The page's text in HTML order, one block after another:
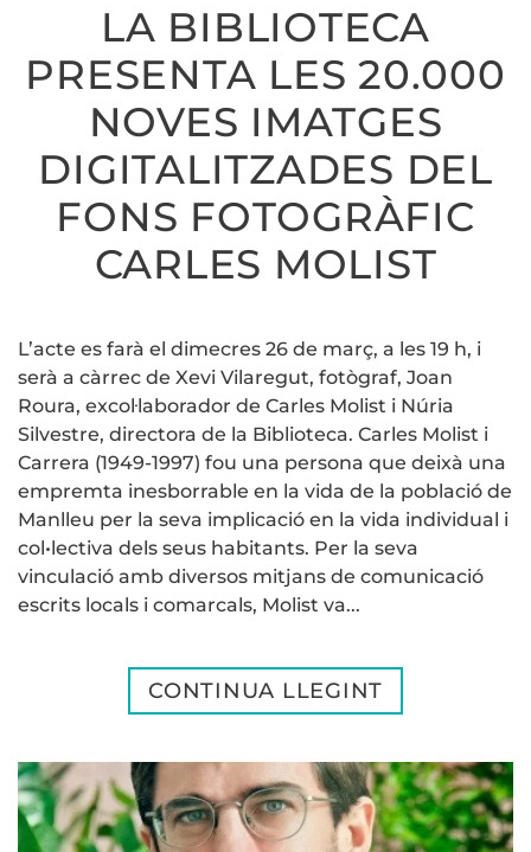
LA BIBLIOTECA
PRESENTA LES 20.000
NOVES IMATGES
DIGITALITZADES DEL
FONS FOTOGRÀFIC
CARLES MOLIST
L’acte es farà el dimecres 26 de març, a les 19 h, i
serà a càrrec de Xevi Vilaregut, fotògraf, Joan
Roura, excol·laborador de Carles Molist i Núria
Silvestre, directora de la Biblioteca. Carles Molist i
Carrera (1949-1997) fou una persona que deixà una
empremta inesborrable en la vida de la població de
Manlleu per la seva implicació en la vida individual i
col•lectiva dels seus habitants. Per la seva
vinculació amb diversos mitjans de comunicació
escrits locals i comarcals, Molist va...
CONTINUA LLEGINT